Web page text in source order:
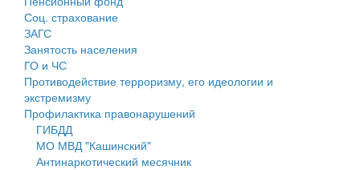
Персональные данные
Оценка регулирующего воздействия
Деятельность МУ
Нормативы градостроительного проектирования
Правила землепользования и застройки
Соц. страхование
ЗАГС
Занятость населения
ГО и ЧС
Противодействие терроризму, его идеологии и
экстремизму
Профилактика правонарушений
ГИБДД
МО МВД "Кашинский"
Антинаркотический месячник